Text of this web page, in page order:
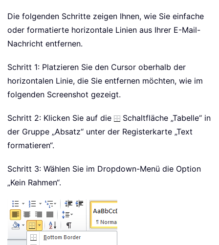
Die folgenden Schritte zeigen Ihnen, wie Sie einfache
oder formatierte horizontale Linien aus Ihrer E-Mail-
Nachricht entfernen.
Schritt 1: Platzieren Sie den Cursor oberhalb der
horizontalen Linie, die Sie entfernen möchten, wie im
folgenden Screenshot gezeigt.
Schritt 2: Klicken Sie auf die
Schaltfläche „Tabelle“ in
der Gruppe „Absatz“ unter der Registerkarte „Text
formatieren“.
Schritt 3: Wählen Sie im Dropdown-Menü die Option
„Kein Rahmen“.